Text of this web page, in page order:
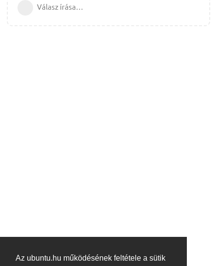
Az ubuntu.hu működésének feltétele a sütik
Válasz írása…